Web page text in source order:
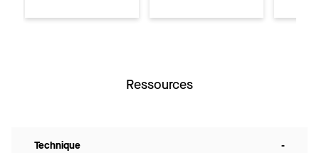
Ressources
Technique -